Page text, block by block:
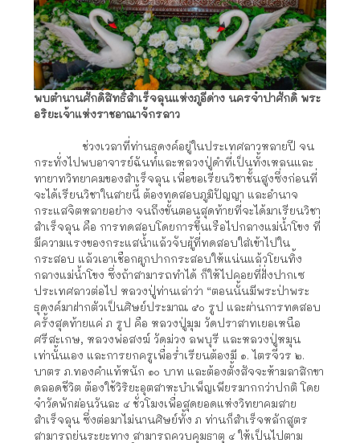
พบตำนานศักดิ์สิทธิ์สำเร็จลุนแห่งภูอีด่าง นครจำปาศักดิ์ พระ
อริยะเจ้าแห่งราชอาณาจักรลาว
ช่วงเวลาที่ท่านธุดงค์อยู่ในประเทศลาวหลายปี จน
กระทั่งไปพบอาจารย์ฉันท์และหลวงปู่ดำที่เป็นทั้งเหลนและ
ทายาทวิทยาคมของสำเร็จลุน เพื่อขอเรียนวิชาชั้นสูงซึ่งก่อนที่
จะได้เรียนวิชาในสายนี้ ต้องทดสอบภูมิปัญญา และอำนาจ
กระแสจิตหลายอย่าง จนถึงขั้นตอนสุดท้ายที่จะได้มาเรียนวิชา
สำเร็จลุน คือ การทดสอบโดยการขึ้นเรือไปกลางแม่น้ำโขง ที่
มีความแรงของกระแสน้ำแล้วจับผู้ที่ทดสอบใส่เข้าไปใน
กระสอบ แล้วเอาเชือกผูกปากกระสอบให้แน่นแล้วโยนทิ้ง
กลางแม่น้ำโขง ซึ่งถ้าสามารถทำได้ ก็ให้ไปคอยที่ฝั่งปากเซ
ประเทศลาวต่อไป หลวงปู่ท่านเล่าว่า “ตอนนั้นมีพระป่าพระ
ธุดงค์มาฝากตัวเป็นศิษย์ประมาณ ๕๐ รูป และผ่านการทดสอบ
ครั้งสุดท้ายแค่ ภ รูป คือ หลวงปู่มุม วัดปราสาทเยอเหนือ
ศรีสะเกษ, หลวงพ่อสงฆ์ วัดม่วง ลพบุรี และหลวงปู่หมุน
เท่านั้นเอง และการยกครูเพื่อร่ำเรียนต้องมี ๑. ไตรจีวร ๒.
บาตร ภ.ทองคำแท้หนัก ๑๐ บาท และต้องตั้งสัจจะห้ามลาสิกขา
ดลอดชีวิต ต้องใช้วิริยะอุตสาหะบำเพ็ญเพียรมากกว่าปกติ โดย
จำวัดพักผ่อนวันละ ๔ ชั่วโมงเพื่อสุดยอดแห่งวิทยาคมสาย
สำเร็จลุน ซึ่งต่อมาไม่นานศิษย์ทั้ง ภ ท่านก็สำเร็จหลักสูตร
สามารถย่นระยะทาง สามารถควบคุมธาตุ ๔ ให้เป็นไปตาม